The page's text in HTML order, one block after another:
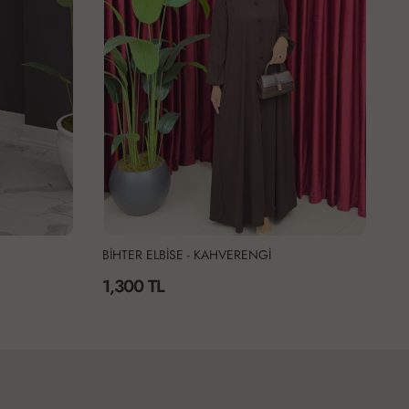
BİHTER ELBİSE - SİYAH
1,300 TL